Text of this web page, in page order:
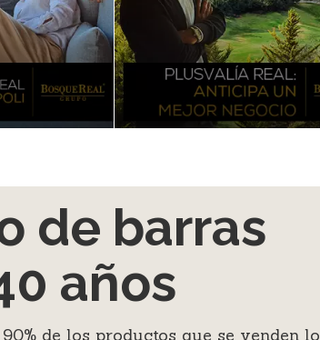
de barras
años
de los productos que se venden lo